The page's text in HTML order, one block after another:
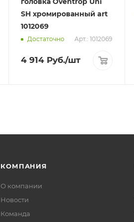
SH хромированный art
1012069
Достаточно Арт.: 1012069
4 914Руб./шт
КОМПАНИЯ
О компании
Новости
Команда